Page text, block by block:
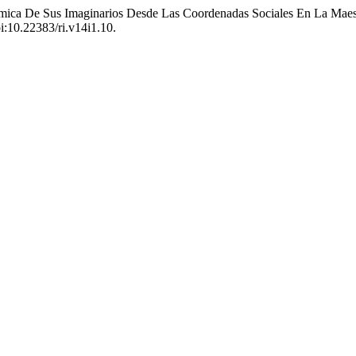
De Sus Imaginarios Desde Las Coordenadas Sociales En La
ri.v14i1.10.